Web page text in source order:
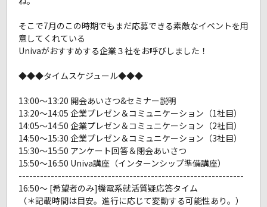
そこで7月のこの時期でもまだ応募できる素敵なイベントを用
意してくれている
Univaがおすすめする企業３社をお呼びしました！
◆◆◆タイムスケジュール◆◆◆
13:00～13:20 開会あいさつ&セミナー説明
13:20～14:05 企業プレゼン＆コミュニケーション（1社目）
14:05～14:50 企業プレゼン＆コミュニケーション（2社目）
14:50～15:30 企業プレゼン＆コミュニケーション（3社目）
15:30～15:50 アンケート回答＆閉会あいさつ
15:50～16:50 Univa講座（インターンシップ準備講座）
---------------------------------------------------------------
16:50～ [希望者のみ]機電系就活質疑応答タイム
（＊記載時間は目安。進行に応じて変動する可能性あり。）